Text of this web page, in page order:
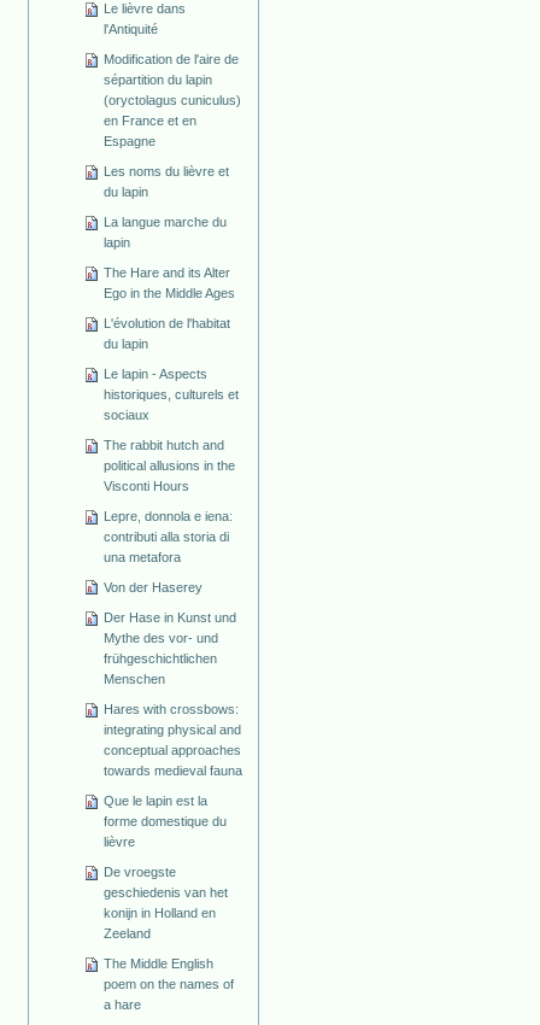
Le lièvre dans
l'Antiquité
Modification de l'aire de
sépartition du lapin
(oryctolagus cuniculus)
en France et en
Espagne
Les noms du lièvre et
du lapin
La langue marche du
lapin
The Hare and its Alter
Ego in the Middle Ages
L'évolution de l'habitat
du lapin
Le lapin - Aspects
historiques, culturels et
sociaux
The rabbit hutch and
political allusions in the
Visconti Hours
Lepre, donnola e iena:
contributi alla storia di
una metafora
Von der Haserey
Der Hase in Kunst und
Mythe des vor- und
frühgeschichtlichen
Menschen
Hares with crossbows:
integrating physical and
conceptual approaches
towards medieval fauna
Que le lapin est la
forme domestique du
lièvre
De vroegste
geschiedenis van het
konijn in Holland en
Zeeland
The Middle English
poem on the names of
a hare